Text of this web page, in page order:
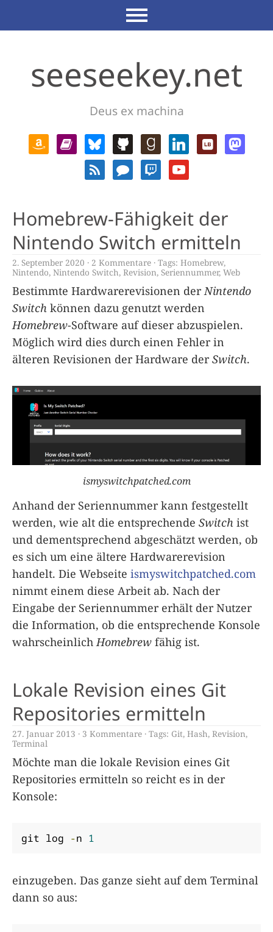
seeseekey.net
Deus ex machina
Homebrew-Fähigkeit der
Nintendo Switch ermitteln
2. September 2020 2 Kommentare Tags: Homebrew,
Nintendo, Nintendo Switch, Revision, Seriennummer, Web
Bestimmte Hardwarerevisionen der Nintendo
Switch können dazu genutzt werden
Homebrew-Software auf dieser abzuspielen.
Möglich wird dies durch einen Fehler in
älteren Revisionen der Hardware derSwitch.
ismyswitchpatched.com
Anhand der Seriennummer kann festgestellt
werden, wie alt die entsprechende Switch ist
und dementsprechend abgeschätzt werden, ob
es sich um eine ältere Hardwarerevision
handelt. Die Webseite ismyswitchpatched.com
nimmt einem diese Arbeit ab. Nach der
Eingabe der Seriennummer erhält der Nutzer
die Information, ob die entsprechende Konsole
wahrscheinlichHomebrew fähig ist.
Lokale Revision eines Git
Repositories ermitteln
27. Januar 2013 3 Kommentare Tags: Git, Hash, Revision,
Terminal
Möchte man die lokale Revision eines Git
Repositories ermitteln so reicht es in der
Konsole:
git log -n 1
einzugeben. Das ganze sieht auf dem Terminal
dann so aus: